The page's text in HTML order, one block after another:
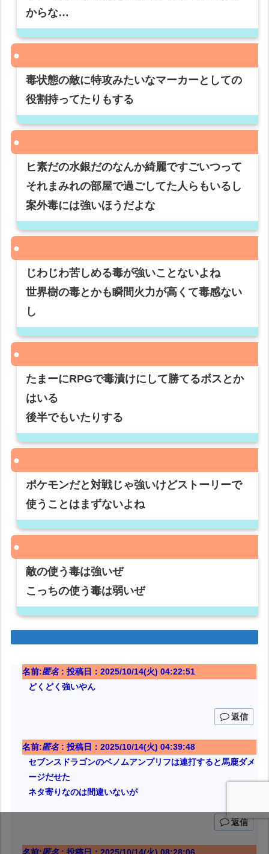
からな…
毒状態の敵に特攻みたいなマーカーとしての
役割持ってたりもする
ヒ素だの水銀だのなんか綺麗ですごいつって
それまみれの部屋で過ごしてた人らもいるし
案外毒には強いほうだよな
じわじわ苦しめる毒が強いことないよね
世界樹の毒とかも瞬間火力が高くて毒感ない
し
たまーにRPGで毒漬けにして勝てるボスとか
はいる
後半でもいたりする
ポケモンだと対戦じゃ強いけどストーリーで
使うことはまずないよね
敵の使う毒は強いぜ
こっちの使う毒は弱いぜ
名前:匿名: 投稿日：2025/10/14(火) 04:22:51
どくどく強いやん
返信
名前:匿名: 投稿日：2025/10/14(火) 04:39:48
セブンスドラゴンのベノムアンプリフは連打すると馬鹿ダメ
ージだせた
ネタ寄りなのは間違いないが
返信